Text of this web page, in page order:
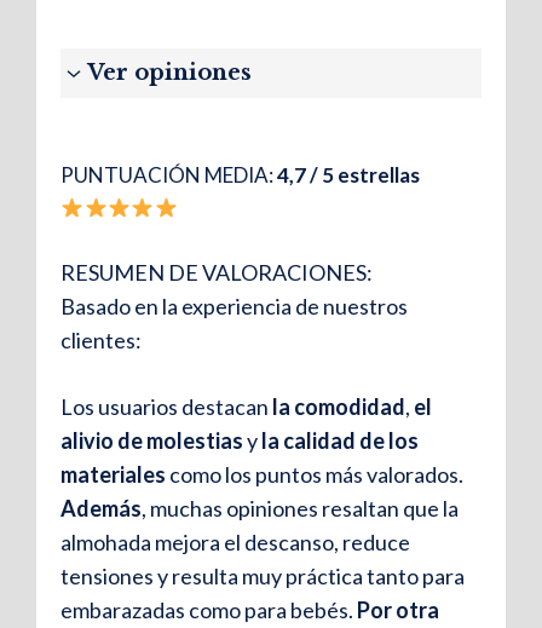
Ver opiniones
Laura M.
además, la almohada reduce muchísimo la
tensión en la espalda. Por eso, ahora
duermo mejor y me levanto sin molestias.”
✰
Carmen L.
“Me sorprendió lo suave que es la funda y,
al mismo tiempo, lo bien que sostiene el
PUNTUACIÓN MEDIA:4,7 / 5 estrellas
RESUMEN DE VALORACIONES:
Basado en la experiencia de nuestros
clientes:
Los usuarios destacan la comodidad, el
alivio de molestiasyla calidad de los
materiales como los puntos más valorados.
Además, muchas opiniones resaltan que la
almohada mejora el descanso, reduce
tensiones y resulta muy práctica tanto para
embarazadas como para bebés. Por otra